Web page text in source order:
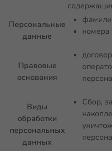
Персональные
данные
номера
Правовые
основания
Виды
обработки
персональных
данных
Сбор,